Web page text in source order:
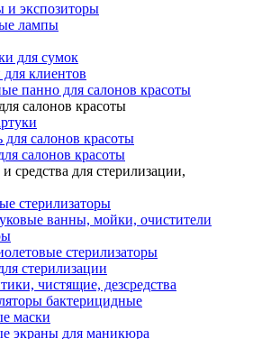
и экспозиторы
лампы
для сумок
клиентов
панно для салонов красоты
салонов красоты
для салонов красоты
салонов красоты
средства для стерилизации,
стерилизаторы
ванны, мойки, очистители
стерилизаторы
стерилизации
чистящие, дезсредства
бактерицидные
маски
экраны для маникюра